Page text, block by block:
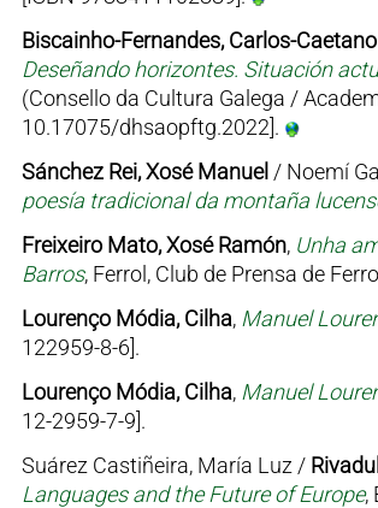
Biscainho-Fernandes, Carlos-Caetano
Deseñando horizontes. Situación
(Consello da Cultura Galega /
10.17075/dhsaopftg.2022].
Sánchez Rei, Xosé Manuel / Noemí
poesía tradicional da montaña
Freixeiro Mato, Xosé Ramón, Unha
Barros, Ferrol, Club de Prensa de
Lourenço Módia, Cilha, Manuel
122959-8-6].
Lourenço Módia, Cilha, Manuel
12-2959-7-9].
Suárez Castiñeira, María Luz /
Languages and the Future of Europe,